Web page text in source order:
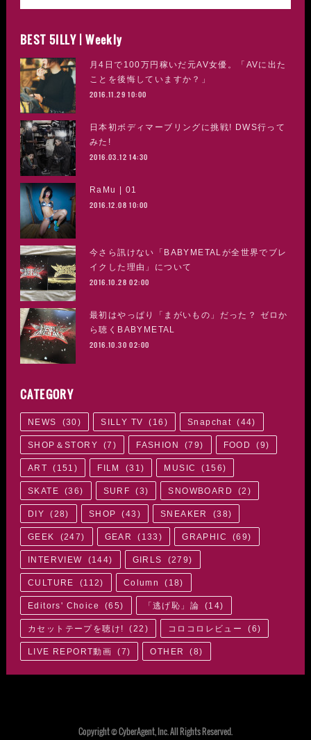
BEST 5ILLY | Weekly
月4日で100万円稼いだ元AV女優。「AVに出た
ことを後悔していますか？」
2016.11.29 10:00
日本初ボディマーブリングに挑戦! DWS行って
みた!
2016.03.12 14:30
RaMu | 01
2016.12.08 10:00
今さら訊けない「BABYMETALが全世界でブレ
イクした理由」について
2016.10.28 02:00
最初はやっぱり「まがいもの」だった？ ゼロか
ら聴くBABYMETAL
2016.10.30 02:00
CATEGORY
NEWS (30) SILLY TV ( 16 ) Snapchat (44)
SHOP＆STORY (7 ) FASHION (79) FOOD (9)
ART ( 151 ) FILM (31) MUSIC ( 156)
SKATE (36) SURF (3) SNOWBOARD (2 )
DIY (28) SHOP (43 ) SNEAKER (38)
GEEK (247) GEAR ( 133 ) GRAPHIC (69)
INTERVIEW (144) GIRLS (279)
CULTURE (112) Column ( 18)
Editors' Choice (65) 「逃げ恥」論 (14)
カセットテープを聴け! (22 ) コロコロレビュー (6)
LIVE REPORT動画 (7) OTHER (8)
Copyright © CyberAgent, Inc. All Rights Reserved.